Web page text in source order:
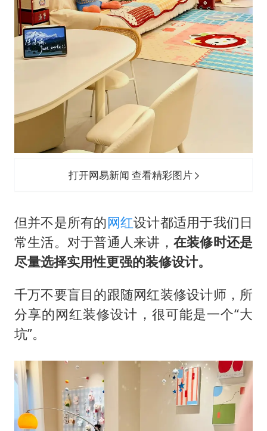
打开网易新闻 查看精彩图片
但并不是所有的网红设计都适用于我们日
常生活。对于普通人来讲， 在装修时还是
尽量选择实用性更强的装修设计。
千万不要盲目的跟随网红装修设计师，所
分享的网红装修设计，很可能是一个“大
坑”。